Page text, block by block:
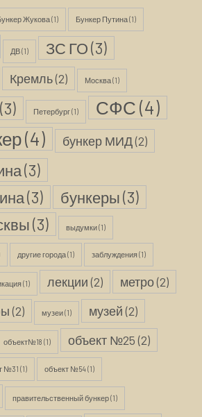
Жукова(1) Бункер Путина(1)
ДВ(1) ЗС ГО(3)
Кремль(2) Москва(1)
(3) Петербург(1) СФС(4)
(4) бункер МИД(2)
(3)
(3) бункеры(3)
(3) выдумки(1)
другие города(1) заблуждения(1)
(1) лекции(2) метро(2)
(2) музеи(1) музей(2)
объект№18 (1) объект №25(2)
№31 (1) объект №54(1)
правительственный бункер(1)